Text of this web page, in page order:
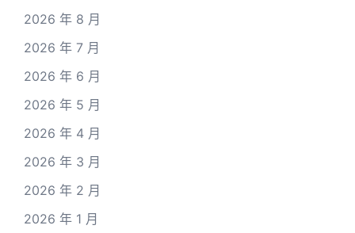
2026 年 8 月
2026 年 7 月
2026 年 6 月
2026 年 5 月
2026 年 4 月
2026 年 3 月
2026 年 2 月
2026 年 1 月